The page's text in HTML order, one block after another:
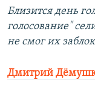
Близится день
голосование"
не смог их
Дмитрий